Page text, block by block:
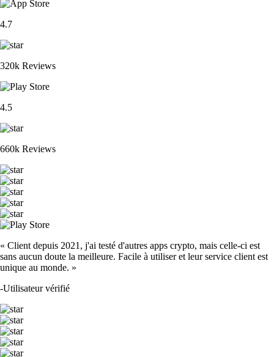
4.7
320k Reviews
4.5
660k Reviews
« Client depuis 2021, j'ai testé d'autres apps crypto, mais celle-ci est
sans aucun doute la meilleure. Facile à utiliser et leur service client est
unique au monde. »
-Utilisateur vérifié